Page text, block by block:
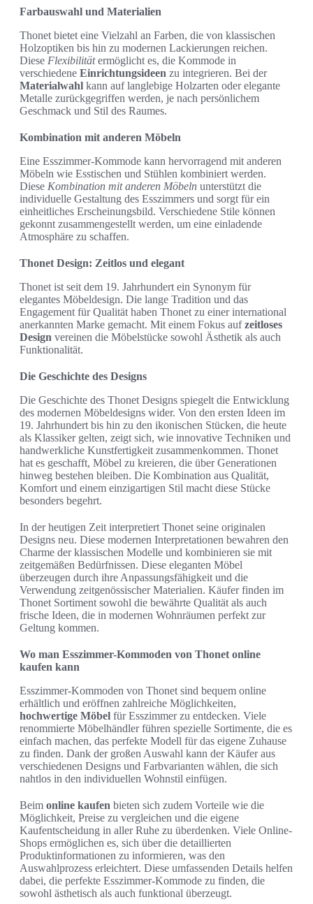
Farbauswahl und Materialien
Thonet bietet eine Vielzahl an Farben, die von klassischen
Holzoptiken bis hin zu modernen Lackierungen reichen.
Diese Flexibilitätermöglicht es, die Kommode in
verschiedene Einrichtungsideen zu integrieren. Bei der
Materialwahl kann auf langlebige Holzarten oder elegante
Metalle zurückgegriffen werden, je nach persönlichem
Geschmack und Stil des Raumes.
Kombination mit anderen Möbeln
Eine Esszimmer-Kommode kann hervorragend mit anderen
Möbeln wie Esstischen und Stühlen kombiniert werden.
Diese Kombination mit anderen Möbeln unterstützt die
individuelle Gestaltung des Esszimmers und sorgt für ein
einheitliches Erscheinungsbild. Verschiedene Stile können
gekonnt zusammengestellt werden, um eine einladende
Atmosphäre zu schaffen.
Thonet Design: Zeitlos und elegant
Thonet ist seit dem 19. Jahrhundert ein Synonym für
elegantes Möbeldesign. Die lange Tradition und das
Engagement für Qualität haben Thonet zu einer international
anerkannten Marke gemacht. Mit einem Fokus aufzeitloses
Design vereinen die Möbelstücke sowohl Ästhetik als auch
Funktionalität.
Die Geschichte des Designs
Die Geschichte des Thonet Designs spiegelt die Entwicklung
des modernen Möbeldesigns wider. Von den ersten Ideen im
19. Jahrhundert bis hin zu den ikonischen Stücken, die heute
als Klassiker gelten, zeigt sich, wie innovative Techniken und
handwerkliche Kunstfertigkeit zusammenkommen. Thonet
hat es geschafft, Möbel zu kreieren, die über Generationen
hinweg bestehen bleiben. Die Kombination aus Qualität,
Komfort und einem einzigartigen Stil macht diese Stücke
besonders begehrt.
In der heutigen Zeit interpretiert Thonet seine originalen
Designs neu. Diese modernen Interpretationen bewahren den
Charme der klassischen Modelle und kombinieren sie mit
zeitgemäßen Bedürfnissen. Diese eleganten Möbel
überzeugen durch ihre Anpassungsfähigkeit und die
Verwendung zeitgenössischer Materialien. Käufer finden im
Thonet Sortiment sowohl die bewährte Qualität als auch
frische Ideen, die in modernen Wohnräumen perfekt zur
Geltung kommen.
Wo man Esszimmer-Kommoden von Thonet online
kaufen kann
Esszimmer-Kommoden von Thonet sind bequem online
erhältlich und eröffnen zahlreiche Möglichkeiten,
hochwertige Möbel für Esszimmer zu entdecken. Viele
renommierte Möbelhändler führen spezielle Sortimente, die es
einfach machen, das perfekte Modell für das eigene Zuhause
zu finden. Dank der großen Auswahl kann der Käufer aus
verschiedenen Designs und Farbvarianten wählen, die sich
nahtlos in den individuellen Wohnstil einfügen.
Beim online kaufen bieten sich zudem Vorteile wie die
Möglichkeit, Preise zu vergleichen und die eigene
Kaufentscheidung in aller Ruhe zu überdenken. Viele Online-
Shops ermöglichen es, sich über die detaillierten
Produktinformationen zu informieren, was den
Auswahlprozess erleichtert. Diese umfassenden Details helfen
dabei, die perfekte Esszimmer-Kommode zu finden, die
sowohl ästhetisch als auch funktional überzeugt.